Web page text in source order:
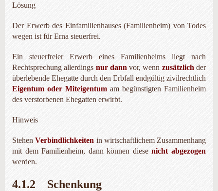
Lösung
Der Erwerb des Einfamilienhauses (Familienheim) von Todes
wegen ist für Erna steuerfrei.
Ein steuerfreier Erwerb eines Familienheims liegt nach
Rechtsprechung allerdings nur dann vor, wenn zusätzlich der
überlebende Ehegatte durch den Erbfall endgültig zivilrechtlich
Eigentum oder Miteigentum am begünstigten Familienheim
des verstorbenen Ehegatten erwirbt.
Hinweis
StehenVerbindlichkeiten in wirtschaftlichem Zusammenhang
mit dem Familienheim, dann können diesenicht abgezogen
werden.
4.1.2 Schenkung